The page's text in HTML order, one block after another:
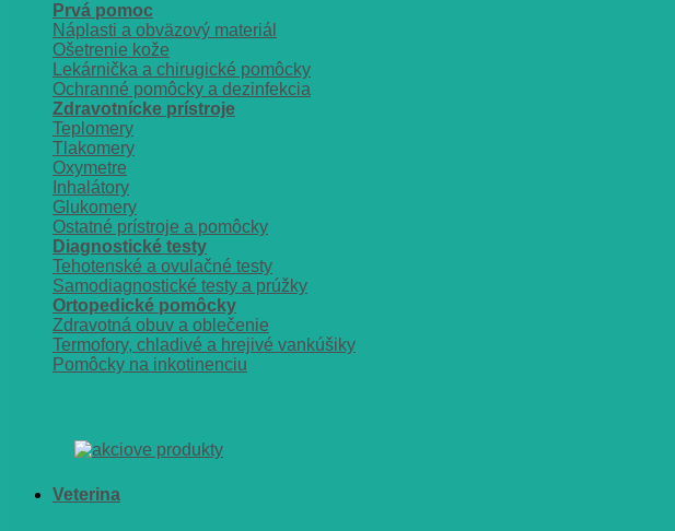
Prvá pomoc
Náplasti a obväzový materiál
Ošetrenie kože
Lekárnička a chirugické pomôcky
Ochranné pomôcky a dezinfekcia
Zdravotnícke prístroje
Teplomery
Tlakomery
Oxymetre
Inhalátory
Glukomery
Ostatné prístroje a pomôcky
Diagnostické testy
Tehotenské a ovulačné testy
Samodiagnostické testy a prúžky
Ortopedické pomôcky
Zdravotná obuv a oblečenie
Termofory, chladivé a hrejivé vankúšiky
Pomôcky na inkotinenciu
Veterina